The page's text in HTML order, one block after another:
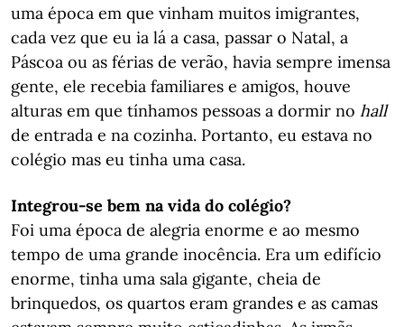
uma época em que vinham muitos imigrantes,
cada vez que eu ia lá a casa, passar o Natal, a
Páscoa ou as férias de verão, havia sempre imensa
gente, ele recebia familiares e amigos, houve
alturas em que tínhamos pessoas a dormir no hall
de entrada e na cozinha. Portanto, eu estava no
colégio mas eu tinha uma casa.
Integrou-se bem na vida do colégio?
Foi uma época de alegria enorme e ao mesmo
tempo de uma grande inocência. Era um edifício
enorme, tinha uma sala gigante, cheia de
brinquedos, os quartos eram grandes e as camas